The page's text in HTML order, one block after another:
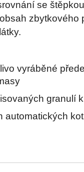
se
zbytkového
vyráběné
granulí
automatických